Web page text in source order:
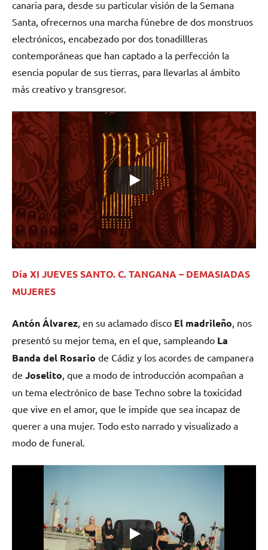
canaria para, desde su particular visión de la Semana
Santa, ofrecernos una marcha fúnebre de dos monstruos
electrónicos, encabezado por dos tonadillleras
contemporáneas que han captado a la perfección la
esencia popular de sus tierras, para llevarlas al ámbito
más creativo y transgresor.
Día XI JUEVES SANTO. C. TANGANA – DEMASIADAS
MUJERES
Antón Álvarez, en su aclamado disco El madrileño, nos
presentó su mejor tema, en el que, sampleando La
Banda del Rosario de Cádiz y los acordes de campanera
de Joselito, que a modo de introducción acompañan a
un tema electrónico de base Techno sobre la toxicidad
que vive en el amor, que le impide que sea incapaz de
querer a una mujer. Todo esto narrado y visualizado a
modo de funeral.